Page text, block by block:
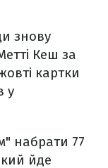
знову
Кеш за
картки
у
набрати 77
йде